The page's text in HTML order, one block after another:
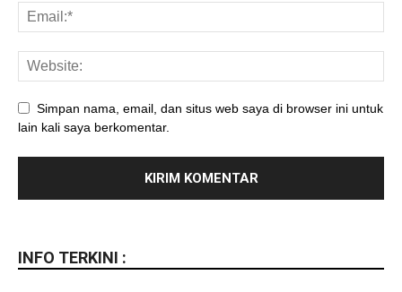
Simpan nama, email, dan situs web saya di browser ini untuk
lain kali saya berkomentar.
INFO TERKINI :